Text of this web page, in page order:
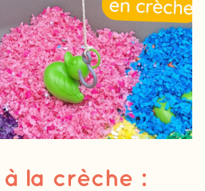
la crèche :